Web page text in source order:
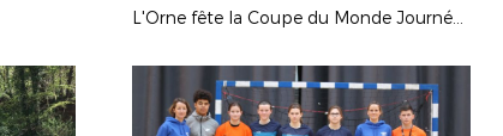
L'Orne fête la Coupe du Monde Journée du 13 juin 2018